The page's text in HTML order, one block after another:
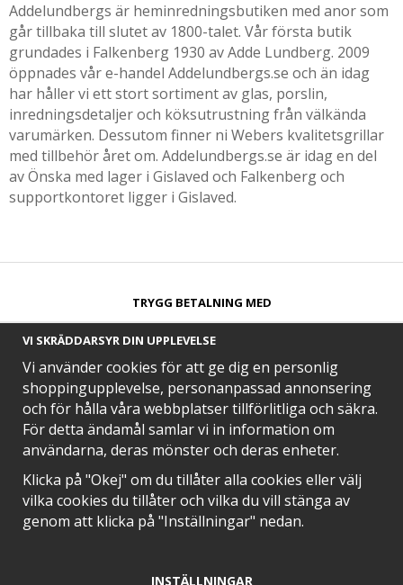
Addelundbergs är heminredningsbutiken med anor som
går tillbaka till slutet av 1800-talet. Vår första butik
grundades i Falkenberg 1930 av Adde Lundberg. 2009
öppnades vår e-handel Addelundbergs.se och än idag
har håller vi ett stort sortiment av glas, porslin,
inredningsdetaljer och köksutrustning från välkända
varumärken. Dessutom finner ni Webers kvalitetsgrillar
med tillbehör året om. Addelundbergs.se är idag en del
av Önska med lager i Gislaved och Falkenberg och
supportkontoret ligger i Gislaved.
TRYGG BETALNING MED​
SNABB LEVERANS MED
EN DEL AV
VI SKRÄDDARSYR DIN UPPLEVELSE
Vi använder cookies för att ge dig en personlig
shoppingupplevelse, personanpassad annonsering
och för hålla våra webbplatser tillförlitliga och säkra.
För detta ändamål samlar vi in information om
användarna, deras mönster och deras enheter.
Klicka på "Okej" om du tillåter alla cookies eller välj
vilka cookies du tillåter och vilka du vill stänga av
genom att klicka på "Inställningar" nedan.
INSTÄLLNINGAR